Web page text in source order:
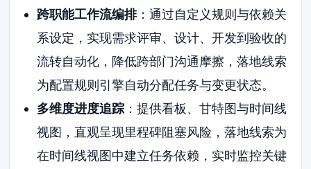
跨职能工作流编排：通过自定义规则与依赖关
系设定，实现需求评审、设计、开发到验收的
流转自动化，降低跨部门沟通摩擦，落地线索
为配置规则引擎自动分配任务与变更状态。
多维度进度追踪：提供看板、甘特图与时间线
视图，直观呈现里程碑阻塞风险，落地线索为
在时间线视图中建立任务依赖，实时监控关键